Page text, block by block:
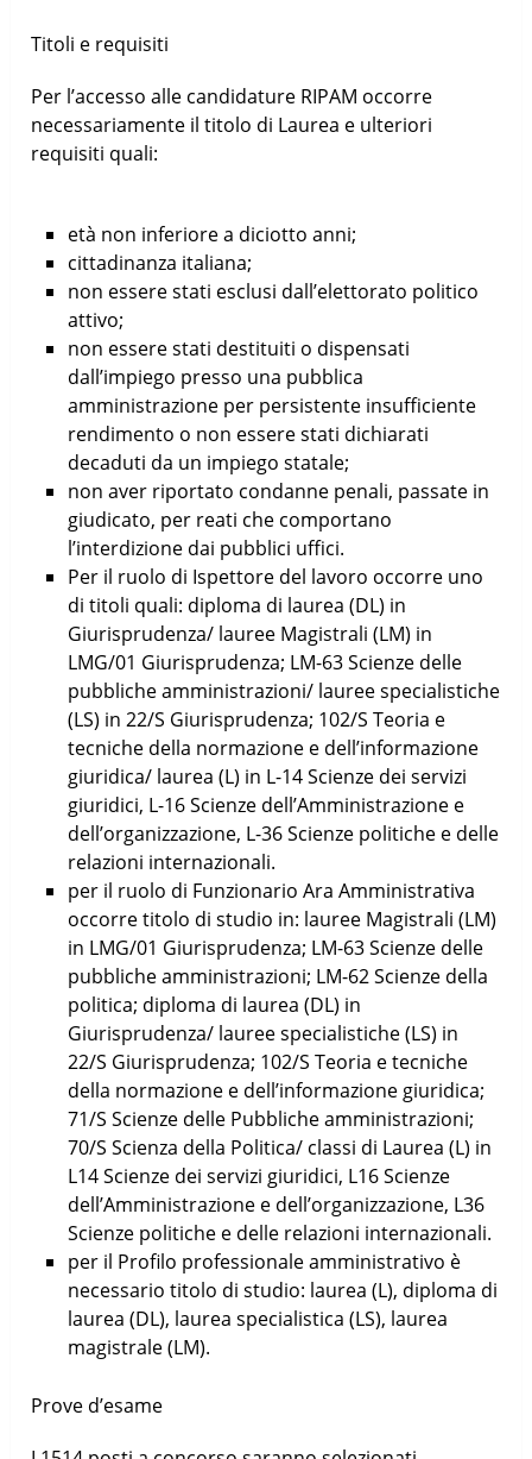
Titoli e requisiti
Per l’accesso alle candidature RIPAM occorre
necessariamente il titolo di Laurea e ulteriori
requisiti quali:
età non inferiore a diciotto anni;
cittadinanza italiana;
non essere stati esclusi dall’elettorato politico
attivo;
non essere stati destituiti o dispensati
dall’impiego presso una pubblica
amministrazione per persistente insufficiente
rendimento o non essere stati dichiarati
decaduti da un impiego statale;
non aver riportato condanne penali, passate in
giudicato, per reati che comportano
l’interdizione dai pubblici uffici.
Per il ruolo di Ispettore del lavoro occorre uno
di titoli quali: diploma di laurea (DL) in
Giurisprudenza/ lauree Magistrali (LM) in
LMG/01 Giurisprudenza; LM-63 Scienze delle
pubbliche amministrazioni/ lauree specialistiche
(LS) in 22/S Giurisprudenza; 102/S Teoria e
tecniche della normazione e dell’informazione
giuridica/ laurea (L) in L-14 Scienze dei servizi
giuridici, L-16 Scienze dell’Amministrazione e
dell’organizzazione, L-36 Scienze politiche e delle
relazioni internazionali.
per il ruolo di Funzionario Ara Amministrativa
occorre titolo di studio in: lauree Magistrali (LM)
in LMG/01 Giurisprudenza; LM-63 Scienze delle
pubbliche amministrazioni; LM-62 Scienze della
politica; diploma di laurea (DL) in
Giurisprudenza/ lauree specialistiche (LS) in
22/S Giurisprudenza; 102/S Teoria e tecniche
della normazione e dell’informazione giuridica;
71/S Scienze delle Pubbliche amministrazioni;
70/S Scienza della Politica/ classi di Laurea (L) in
L14 Scienze dei servizi giuridici, L16 Scienze
dell’Amministrazione e dell’organizzazione, L36
Scienze politiche e delle relazioni internazionali.
per il Profilo professionale amministrativo è
necessario titolo di studio: laurea (L), diploma di
laurea (DL), laurea specialistica (LS), laurea
magistrale (LM).
Prove d’esame